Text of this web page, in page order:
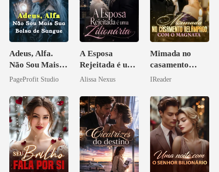
Adeus, Alfa.
Não Sou Mais
Sua Bolsa de
PageProfit Studio
A Esposa
Rejeitada é uma
Zilionária
Alissa Nexus
Mimada no
casamento
relâmpago com
IReader